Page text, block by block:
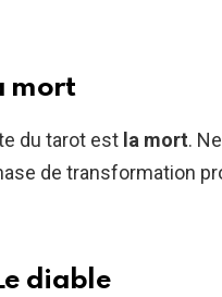
mort
du tarot est la mort.
de transformation
diable